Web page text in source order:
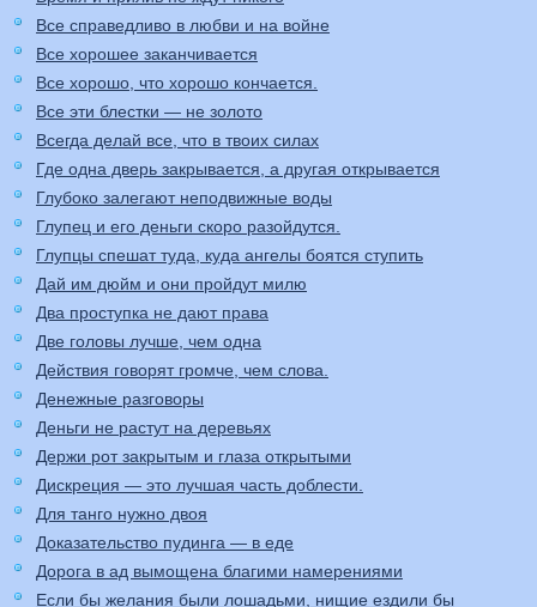
Все справедливо в любви и на войне
Все хорошее заканчивается
Все хорошо, что хорошо кончается.
Все эти блестки — не золото
Всегда делай все, что в твоих силах
Где одна дверь закрывается, а другая открывается
Глубоко залегают неподвижные воды
Глупец и его деньги скоро разойдутся.
Глупцы спешат туда, куда ангелы боятся ступить
Дай им дюйм и они пройдут милю
Два проступка не дают права
Две головы лучше, чем одна
Действия говорят громче, чем слова.
Денежные разговоры
Деньги не растут на деревьях
Держи рот закрытым и глаза открытыми
Дискреция — это лучшая часть доблести.
Для танго нужно двоя
Доказательство пудинга — в еде
Дорога в ад вымощена благими намерениями
Если бы желания были лошадьми, нищие ездили бы